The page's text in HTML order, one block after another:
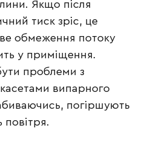
Якщо після
тиск зріс, це
обмеження потоку
у приміщення.
проблеми з
випарного
погіршують
повітря.